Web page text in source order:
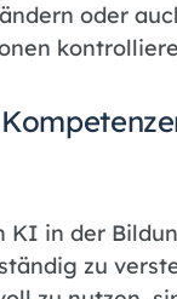
oder
KI in der
zu